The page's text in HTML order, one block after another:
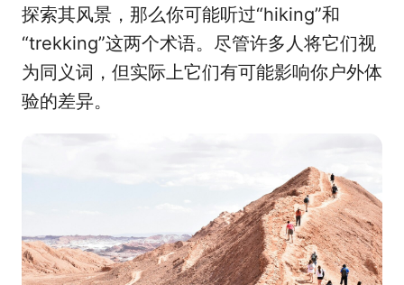
b
o
o
k
o
d
I
n
探索其风景，那么你可能听过“hiking”和
“trekking”这两个术语。尽管许多人将它们视
为同义词，但实际上它们有可能影响你户外体
验的差异。